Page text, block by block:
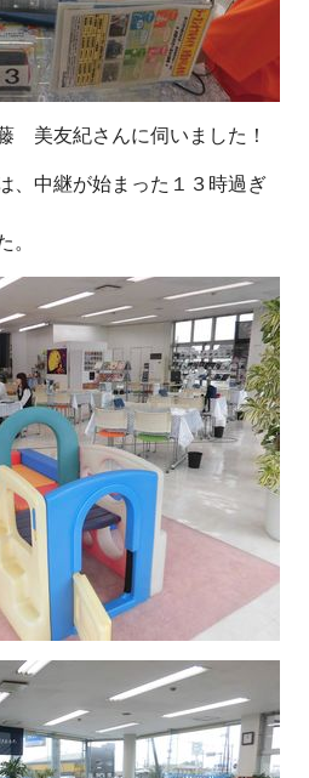
美友紀さんに伺いました！
、中継が始まった１３時過ぎ
。